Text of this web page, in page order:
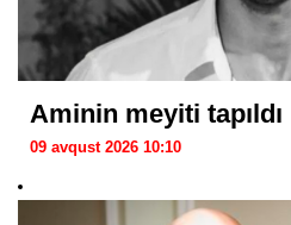
Aminin meyiti tapıldı
09 avqust 2026 10:10